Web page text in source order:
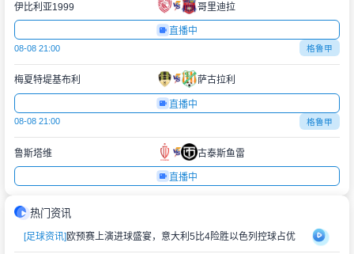
伊比利亚1999 哥里迪拉
直播中
08-08 21:00 格鲁甲
梅夏特堤基布利 萨古拉利
直播中
08-08 21:00 格鲁甲
鲁斯塔维 古泰斯鱼雷
直播中
热门资讯
[足球资讯]欧预赛上演进球盛宴，意大利5比4险胜以色列控球占优